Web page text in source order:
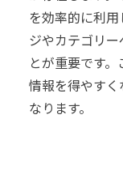
を効率的に利
ジやカテゴリ
とが重要です
情報を得やす
なります。